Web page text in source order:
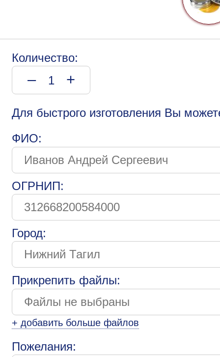
Количество:
– +
Для быстрого изготовления Вы
ФИО:
ОГРНИП:
Город:
Прикрепить файлы:
+ добавить больше файлов
Пожелания: